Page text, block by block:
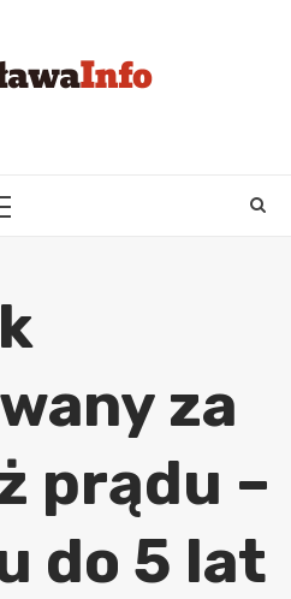
za
prądu –
do 5 lat